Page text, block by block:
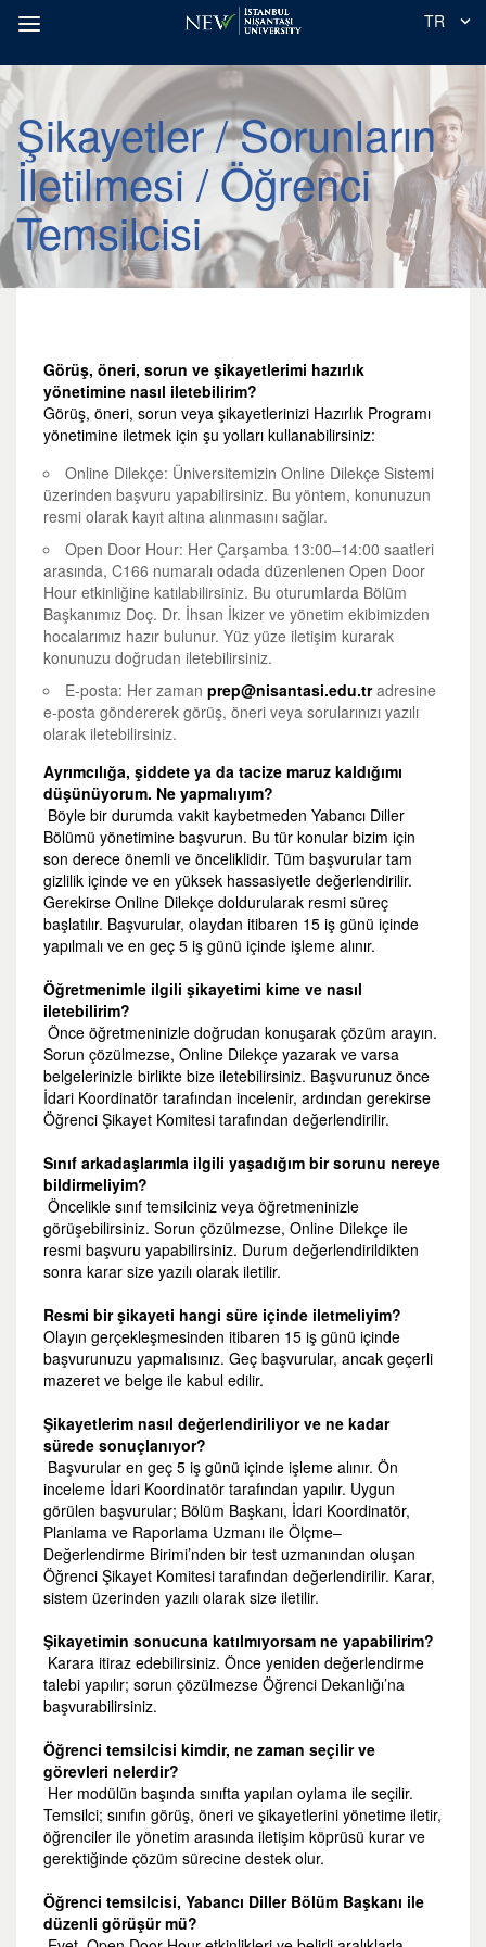
TR
Şikayetler / Sorunların
İletilmesi / Öğrenci
Temsilcisi
Görüş, öneri, sorun ve şikayetlerimi hazırlık
yönetimine nasıl iletebilirim?
Görüş, öneri, sorun veya şikayetlerinizi Hazırlık Programı
yönetimine iletmek için şu yolları kullanabilirsiniz:
Online Dilekçe: Üniversitemizin Online Dilekçe Sistemi
üzerinden başvuru yapabilirsiniz. Bu yöntem, konunuzun
resmi olarak kayıt altına alınmasını sağlar.
Open Door Hour: Her Çarşamba 13:00–14:00 saatleri
arasında, C166 numaralı odada düzenlenen Open Door
Hour etkinliğine katılabilirsiniz. Bu oturumlarda Bölüm
Başkanımız Doç. Dr. İhsan İkizer ve yönetim ekibimizden
hocalarımız hazır bulunur. Yüz yüze iletişim kurarak
konunuzu doğrudan iletebilirsiniz.
E-posta: Her zaman prep@nisantasi.edu.tradresine
e-posta göndererek görüş, öneri veya sorularınızı yazılı
olarak iletebilirsiniz.
Ayrımcılığa, şiddete ya da tacize maruz kaldığımı
düşünüyorum. Ne yapmalıyım?
Böyle bir durumda vakit kaybetmeden Yabancı Diller
Bölümü yönetimine başvurun. Bu tür konular bizim için
son derece önemli ve önceliklidir. Tüm başvurular tam
gizlilik içinde ve en yüksek hassasiyetle değerlendirilir.
Gerekirse Online Dilekçe doldurularak resmi süreç
başlatılır. Başvurular, olaydan itibaren 15 iş günü içinde
yapılmalı ve en geç 5 iş günü içinde işleme alınır.
Öğretmenimle ilgili şikayetimi kime ve nasıl
iletebilirim?
Önce öğretmeninizle doğrudan konuşarak çözüm arayın.
Sorun çözülmezse, Online Dilekçe yazarak ve varsa
belgelerinizle birlikte bize iletebilirsiniz. Başvurunuz önce
İdari Koordinatör tarafından incelenir, ardından gerekirse
Öğrenci Şikayet Komitesi tarafından değerlendirilir.
Sınıf arkadaşlarımla ilgili yaşadığım bir sorunu nereye
bildirmeliyim?
Öncelikle sınıf temsilciniz veya öğretmeninizle
görüşebilirsiniz. Sorun çözülmezse, Online Dilekçe ile
resmi başvuru yapabilirsiniz. Durum değerlendirildikten
sonra karar size yazılı olarak iletilir.
Resmi bir şikayeti hangi süre içinde iletmeliyim?
Olayın gerçekleşmesinden itibaren 15 iş günü içinde
başvurunuzu yapmalısınız. Geç başvurular, ancak geçerli
mazeret ve belge ile kabul edilir.
Şikayetlerim nasıl değerlendiriliyor ve ne kadar
sürede sonuçlanıyor?
Başvurular en geç 5 iş günü içinde işleme alınır. Ön
inceleme İdari Koordinatör tarafından yapılır. Uygun
görülen başvurular; Bölüm Başkanı, İdari Koordinatör,
Planlama ve Raporlama Uzmanı ile Ölçme–
Değerlendirme Birimi’nden bir test uzmanından oluşan
Öğrenci Şikayet Komitesi tarafından değerlendirilir. Karar,
sistem üzerinden yazılı olarak size iletilir.
Şikayetimin sonucuna katılmıyorsam ne yapabilirim?
Karara itiraz edebilirsiniz. Önce yeniden değerlendirme
talebi yapılır; sorun çözülmezse Öğrenci Dekanlığı’na
başvurabilirsiniz.
Öğrenci temsilcisi kimdir, ne zaman seçilir ve
görevleri nelerdir?
Her modülün başında sınıfta yapılan oylama ile seçilir.
Temsilci; sınıfın görüş, öneri ve şikayetlerini yönetime iletir,
öğrenciler ile yönetim arasında iletişim köprüsü kurar ve
gerektiğinde çözüm sürecine destek olur.
Öğrenci temsilcisi, Yabancı Diller Bölüm Başkanı ile
düzenli görüşür mü?